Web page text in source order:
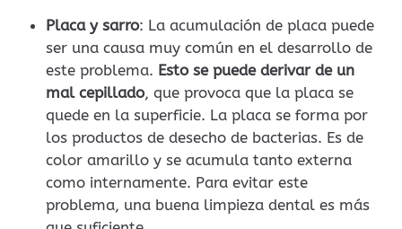
Placa y sarro: La acumulación de placa puede
ser una causa muy común en el desarrollo de
este problema. Esto se puede derivar de un
mal cepillado, que provoca que la placa se
quede en la superficie. La placa se forma por
los productos de desecho de bacterias. Es de
color amarillo y se acumula tanto externa
como internamente. Para evitar este
problema, una buena limpieza dental es más